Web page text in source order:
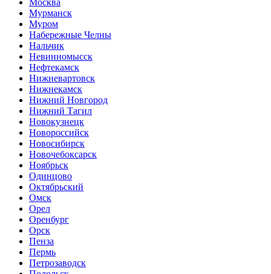
Мурманск
Муром
Набережные Челны
Нальчик
Невинномысск
Нефтекамск
Нижневартовск
Нижнекамск
Нижний Новгород
Нижний Тагил
Новокузнецк
Новороссийск
Новосибирск
Новочебоксарск
Ноябрьск
Одинцово
Октябрьский
Омск
Орел
Оренбург
Орск
Пенза
Пермь
Петрозаводск